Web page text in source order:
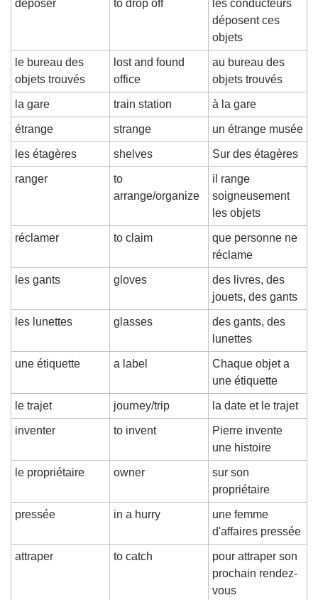
déposer to drop off
les conducteurs
déposent ces
objets
le bureau des
objets trouvés
lost and found
office
au bureau des
objets trouvés
la gare train station à la gare
étrange strange un étrange musée
les étagères shelves Sur des étagères
ranger
to
arrange/organize
il range
soigneusement
les objets
réclamer to claim
que personne ne
réclame
les gants gloves
des livres, des
jouets, des gants
les lunettes glasses
des gants, des
lunettes
une étiquette a label
Chaque objet a
une étiquette
le trajet journey/trip la date et le trajet
inventer to invent
Pierre invente
une histoire
le propriétaire owner
sur son
propriétaire
pressée in a hurry
une femme
d'affaires pressée
attraper to catch
pour attraper son
prochain rendez-
vous